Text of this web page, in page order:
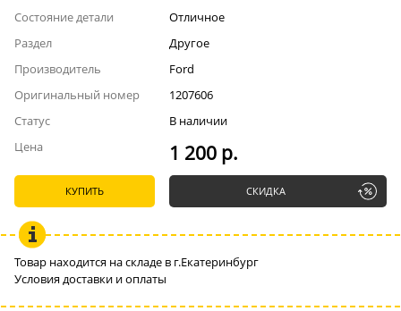
Состояние детали
Отличное
Раздел
Другое
Производитель
Ford
Оригинальный номер
1207606
Статус
В наличии
Цена
1 200 р.
КУПИТЬ СКИДКА
Товар находится на складе в г.Екатеринбург
Условия доставки и оплаты